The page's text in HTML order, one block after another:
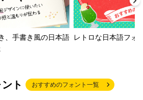
、手書き風の日本語
レトロな日本語フォ
ト おすすめのフォント一覧